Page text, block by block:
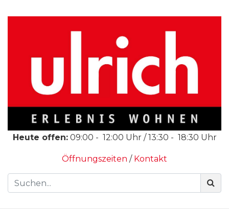
Heute offen: 09:00 - 12:00 Uhr /13:30 - 18:30 Uhr
Öffnungszeiten / Kontakt